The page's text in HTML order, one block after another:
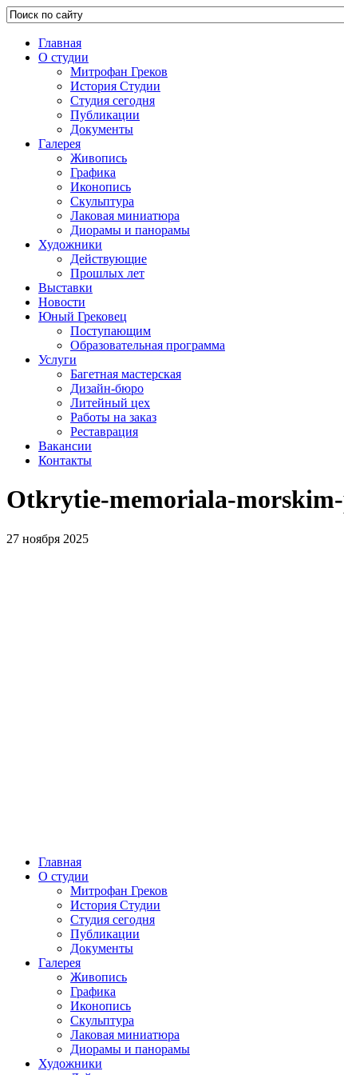
Главная
О студии
Митрофан Греков
История Студии
Студия сегодня
Публикации
Документы
Галерея
Живопись
Графика
Иконопись
Скульптура
Лаковая миниатюра
Диорамы и панорамы
Художники
Действующие
Прошлых лет
Выставки
Новости
Юный Грековец
Поступающим
Образовательная программа
Услуги
Багетная мастерская
Дизайн-бюро
Литейный цех
Работы на заказ
Реставрация
Вакансии
Контакты
Otkrytie-memoriala-morskim-
27 ноября 2025
Главная
О студии
Митрофан Греков
История Студии
Студия сегодня
Публикации
Документы
Галерея
Живопись
Графика
Иконопись
Скульптура
Лаковая миниатюра
Диорамы и панорамы
Художники